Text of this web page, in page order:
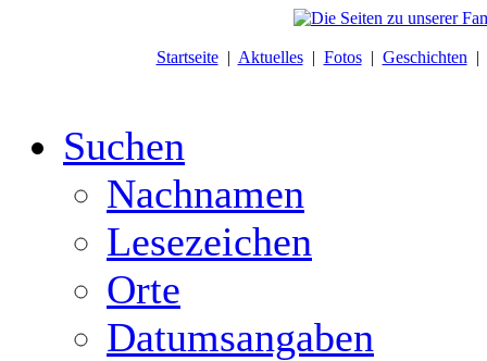
Startseite| Aktuelles| Fotos| Geschichten |
Suchen
Nachnamen
Lesezeichen
Orte
Datumsangaben